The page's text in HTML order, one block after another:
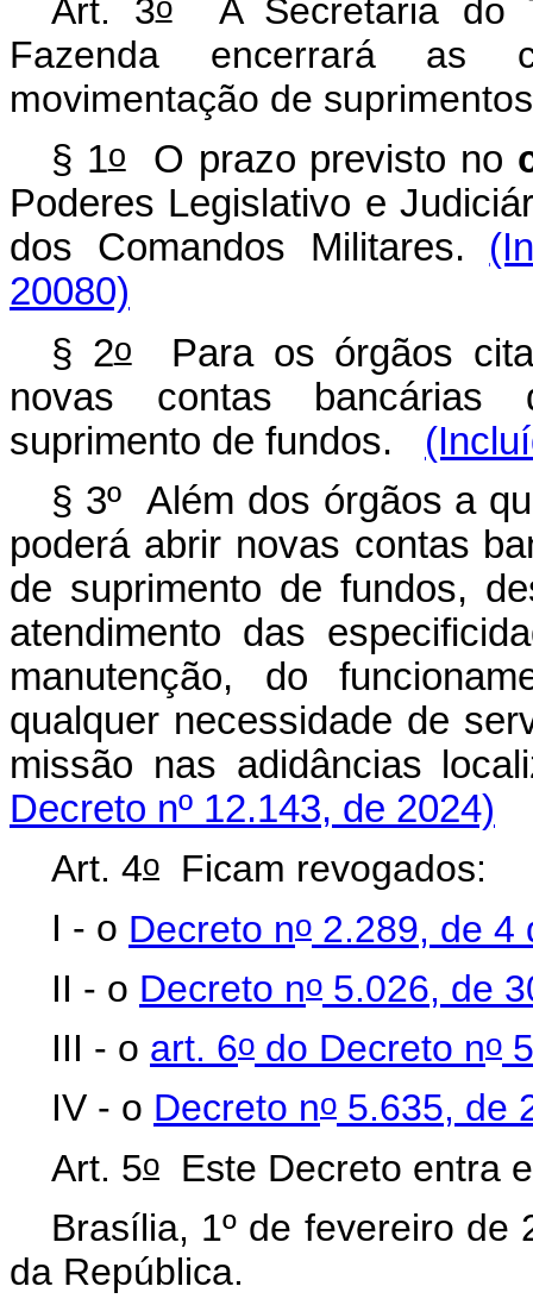
Art. 3 A Secretaria do
Fazenda encerrará as
movimentação de
§ 1oO prazo previsto no
Poderes Legislativo e
dos Comandos Militares.
20080)
§ 2oPara os órgãos
novas contas bancárias
suprimento de fundos.
§ 3º Além dos órgãos a
poderá abrir novas contas
de suprimento de fundos,
atendimento das
manutenção, do
qualquer necessidade de
missão nas adidâncias
Decreto nº 12.143, de 2024)
Art. 4o Ficam revogados:
I - o Decreto no 2.289, de 4
II - o Decreto no 5.026, de
III - o art. 6o do Decreto no
IV - o Decreto no 5.635, de
Art. 5o Este Decreto entra
Brasília, 1º de fevereiro de
da República.